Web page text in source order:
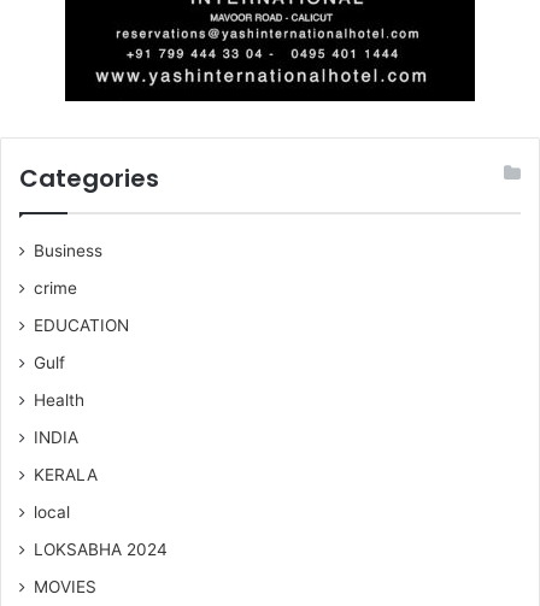
Categories
Business
crime
EDUCATION
Gulf
Health
INDIA
KERALA
local
LOKSABHA 2024
MOVIES